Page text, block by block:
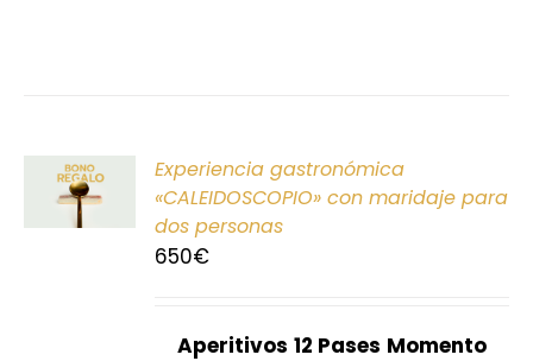
Experiencia gastronómica
«CALEIDOSCOPIO» con maridaje para
dos personas
650€
Aperitivos 12 Pases Momento